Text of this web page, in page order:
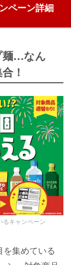
ペーン詳細
麺…なん
！
るキャンペーン
集めている